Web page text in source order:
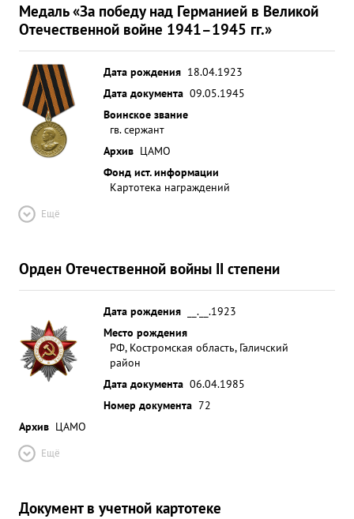
Медаль «За победу над Германией в Великой
Отечественной войне 1941–1945 гг.»
Дата рождения 18.04.1923
Дата документа 09.05.1945
Воинское звание
гв. сержант
Архив ЦАМО
Фонд ист. информации
Картотека награждений
Ещё
Орден Отечественной войны II степени
Дата рождения
__.__.1923
Место рождения
РФ, Костромская область, Галичский
район
Дата документа 06.04.1985
Номер документа 72
Архив ЦАМО
Ещё
Документ в учетной картотеке